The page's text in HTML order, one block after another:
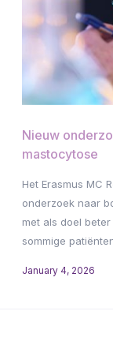
Nieuw
mastocytose
Het Erasmus MC
onderzoek naar
met als doel
sommige
January 4, 2026